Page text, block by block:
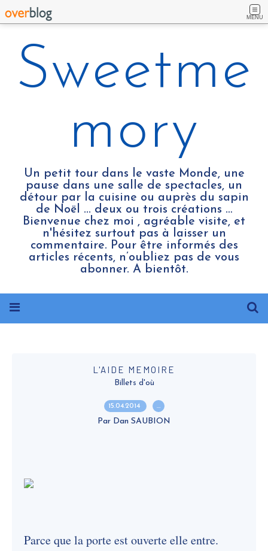
MENU
Sweetme
mory
Un petit tour dans le vaste Monde, une
pause dans une salle de spectacles, un
détour par la cuisine ou auprès du sapin
de Noël ... deux ou trois créations …
Bienvenue chez moi , agréable visite, et
n'hésitez surtout pas à laisser un
commentaire. Pour être informés des
articles récents, n’oubliez pas de vous
abonner. A bientôt.
L'AIDE MEMOIRE
Billets d'où
15.04.2014 …
Par Dan SAUBION
Parce que la porte est ouverte elle entre.